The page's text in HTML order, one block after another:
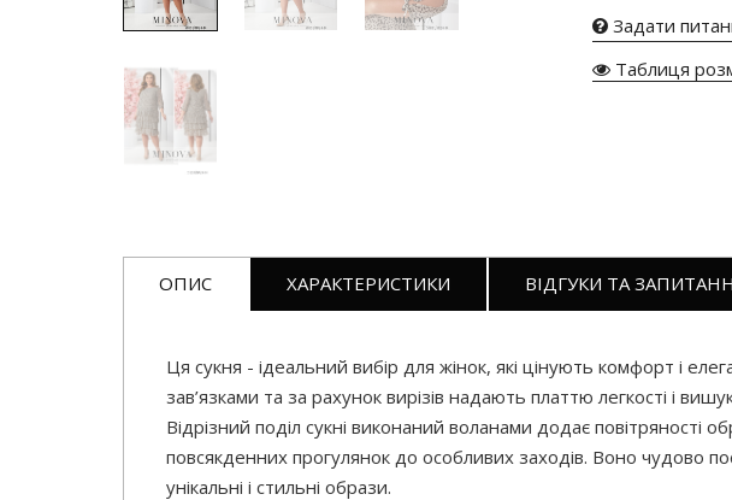
Задати
Таблиця
ОПИС ХАРАКТЕРИСТИКИ ВІДГУКИ ТА
Ця сукня - ідеальний вибір для жінок, які цінують комфорт і
зав’язками та за рахунок вирізів надають платтю легкості і
Відрізний поділ сукні виконаний воланами додає повітряності
повсякденних прогулянок до особливих заходів. Воно чудово
унікальні і стильні образи.